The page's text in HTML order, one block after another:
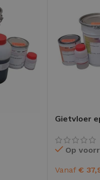
Gietvloer
Op
Vanaf €